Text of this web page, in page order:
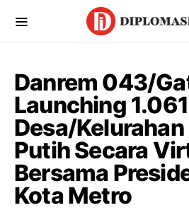
Danrem 043/
Launching
Desa/
Putih Secara
Bersama
Kota Metro